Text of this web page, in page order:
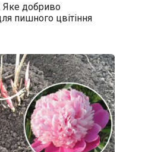
Яке добриво
пишного цвітіння